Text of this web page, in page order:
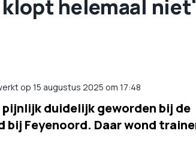
klopt helemaal
op 15 augustus 2025 om 17:48
duidelijk geworden bij de
bij Feyenoord. Daar wond